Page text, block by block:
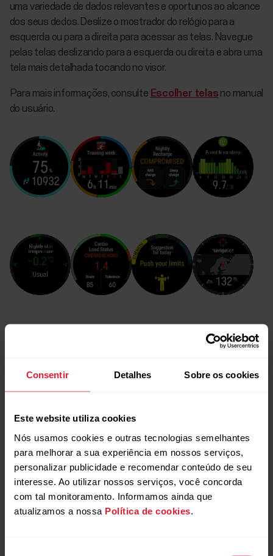
Consentir Detalhes Sobre os cookies
Este website utiliza cookies
Nós usamos cookies e outras tecnologias semelhantes
para melhorar a sua experiência em nossos serviços,
personalizar publicidade e recomendar conteúdo de seu
interesse. Ao utilizar nossos serviços, você concorda
com tal monitoramento. Informamos ainda que
atualizamos a nossa Política de cookies
uma variedade de dados relevantes e oportunos ao alcance
dos seus dedos. Deslize o mostrador do relógio para a
esquerda ou para a direita para acessar as telas. Navegue
pelas telas deslizando para a esquerda ou direita e abra uma
tela mais detalhada tocando no visor.
Para mais informações, consulte Escolher telas no manual
do usuário.
Personalize seu relógio com
pulseiras substituíveis
As pulseiras substituíveis permitem personalizar seu relógio
de acordo com cada situação e estilo para que você possa